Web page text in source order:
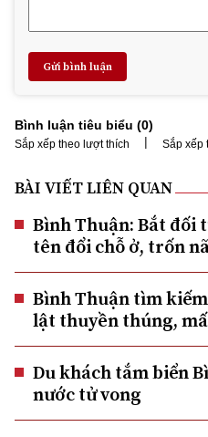
Gửi bình luận
Bình luận tiêu biểu (0)
Sắp xếp theo lượt thích | Sắp xếp
BÀI VIẾT LIÊN QUAN
Bình Thuận: Bắt đối
tên đổi chỗ ở, trốn
Bình Thuận tìm
lật thuyền thúng,
Du khách tắm biển
nước tử vong